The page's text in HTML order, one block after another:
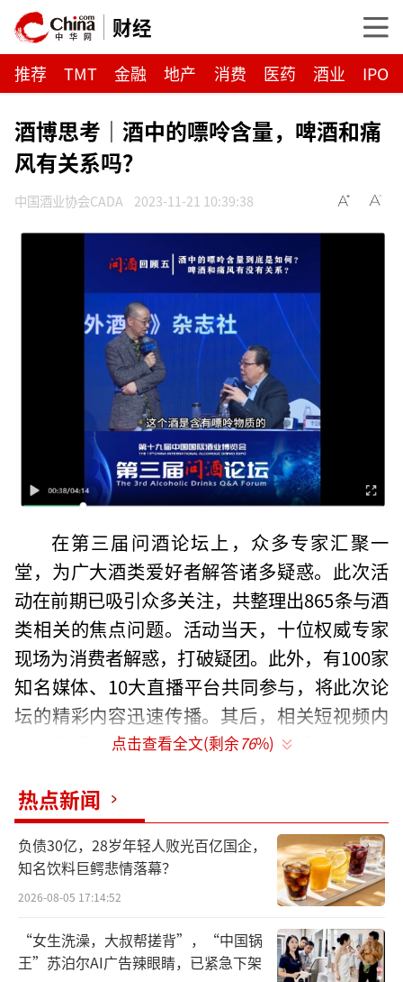
财经
推荐 TMT 金融 地产 消费 医药 酒业 IPO
酒博思考｜酒中的嘌呤含量，啤酒和痛
风有关系吗？
中国酒业协会CADA 2023-11-21 10:39:38
在第三届问酒论坛上，众多专家汇聚一
堂，为广大酒类爱好者解答诸多疑惑。此次活
动在前期已吸引众多关注，共整理出865条与酒
类相关的焦点问题。活动当天，十位权威专家
现场为消费者解惑，打破疑团。此外，有100家
知名媒体、10大直播平台共同参与，将此次论
坛的精彩内容迅速传播。其后，相关短视频内
容更是受到广大用户的热烈追捧，截至目前，
量高达290万+次。
公众普遍认知中，“喝啤酒导致痛风”是
流传最广、最为普遍的一种说法。这种说法有
科学依据吗？事实真相究竟如何？问酒论坛中
专家指出，啤酒嘌呤含量高导致痛风发病率
高，这是不正确的说法。
点击查看全文(剩余76%)
热点新闻
负债30亿，28岁年轻人败光百亿国企，
知名饮料巨鳄悲情落幕？
2026-08-05 17:14:52
“女生洗澡，大叔帮搓背”，“中国锅
王”苏泊尔AI广告辣眼睛，已紧急下架